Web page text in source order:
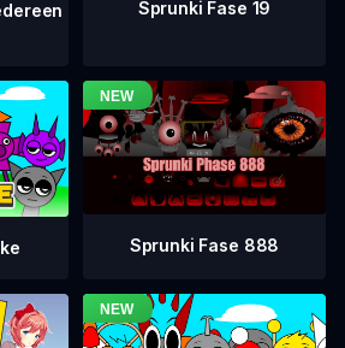
Sprunki Fase 19
Sprunki Fase 888